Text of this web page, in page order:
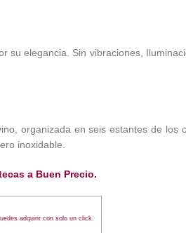
su elegancia. Sin vibraciones,
organizada en seis estantes de los
inoxidable.
a Buen Precio.
adquirir con solo un click.